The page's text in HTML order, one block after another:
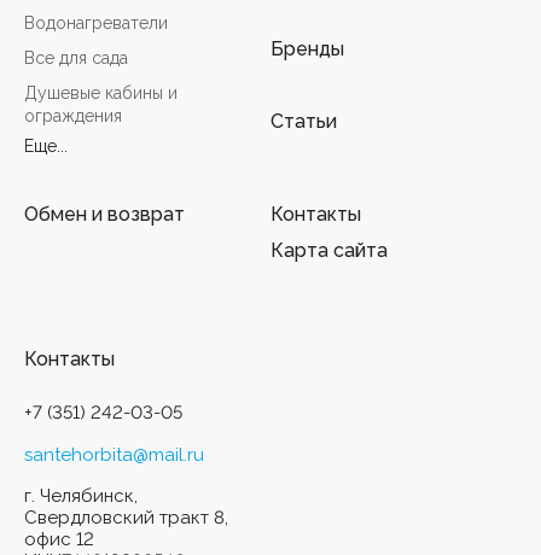
Водонагреватели
Все для сада
Душевые кабины и
ограждения
Еще...
Бренды
Статьи
Обмен и возврат
Контакты
Карта сайта
Контакты
+7 (351) 242-03-05
santehorbita@mail.ru
г. Челябинск,
Свердловский тракт 8,
офис 12